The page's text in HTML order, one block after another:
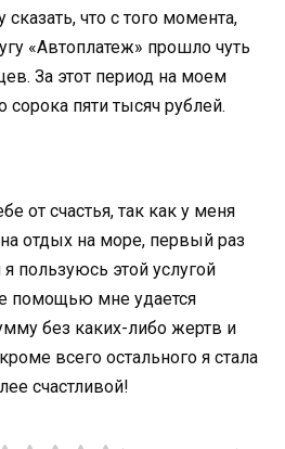
что с того момента,
«Автоплатеж» прошло чуть
За этот период на моем
сорока пяти тысяч рублей.
от счастья, так как у меня
отдых на море, первый раз
я пользуюсь этой услугой
помощью мне удается
без каких-либо жертв и
всего остального я стала
счастливой!